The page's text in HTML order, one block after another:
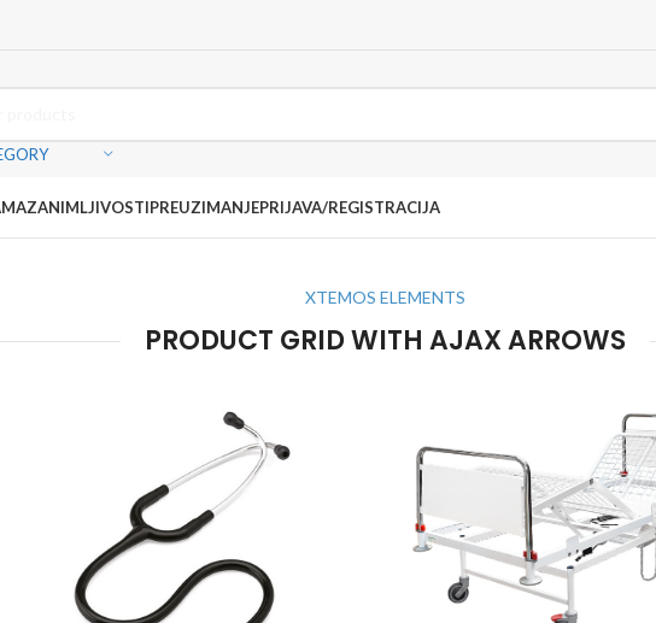
ZANIMLJIVOSTIPREUZIMANJEPRIJAVA/REGISTRACIJA
XTEMOS ELEMENTS
PRODUCT GRID WITH AJAX ARROWS